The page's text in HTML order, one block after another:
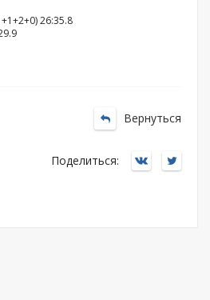
26:35.8
Вернуться
Поделиться: